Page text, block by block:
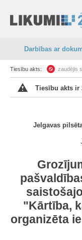
Darbības ar
Tiesību akts: zaudējis
Tiesību akts ir
Jelgavas
"Kārtība,
organizēta